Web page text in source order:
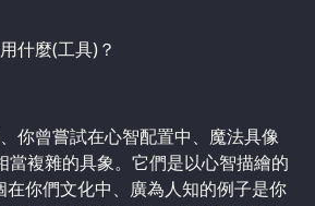
什麼(工具)？
你曾嘗試在心智配置中、魔法具像
當複雜的具象。它們是以心智描繪的
在你們文化中、廣為人知的例子是你